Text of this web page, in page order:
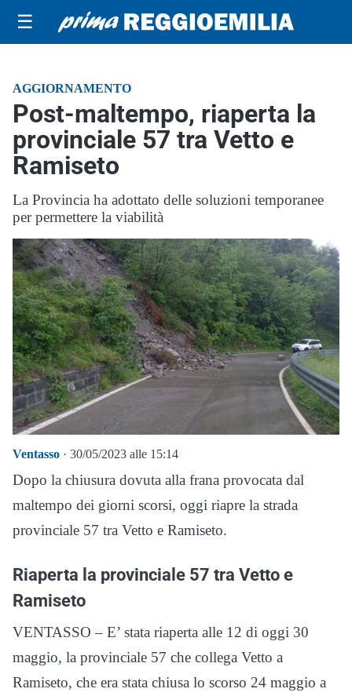
☰
AGGIORNAMENTO
Post-maltempo, riaperta la
provinciale 57 tra Vetto e
Ramiseto
La Provincia ha adottato delle soluzioni temporanee
per permettere la viabilità
Ventasso · 30/05/2023 alle 15:14
Dopo la chiusura dovuta alla frana provocata dal
maltempo dei giorni scorsi, oggi riapre la strada
provinciale 57 tra Vetto e Ramiseto.
Riaperta la provinciale 57 tra Vetto e
Ramiseto
VENTASSO – E’ stata riaperta alle 12 di oggi 30
maggio, la provinciale 57 che collega Vetto a
Ramiseto, che era stata chiusa lo scorso 24 maggio a